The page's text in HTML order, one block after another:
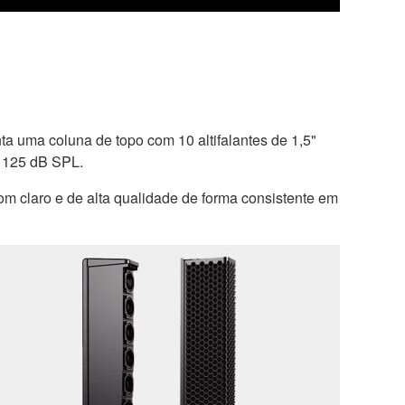
uma coluna de topo com 10 altifalantes de 1,5"
dB SPL.
claro e de alta qualidade de forma consistente em